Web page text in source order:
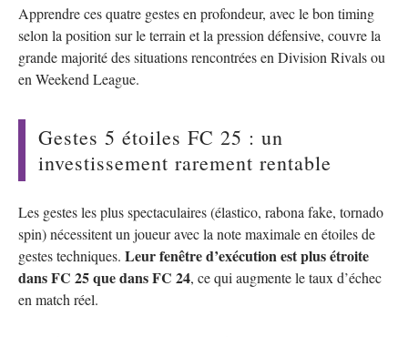
Apprendre ces quatre gestes en profondeur, avec le bon timing
selon la position sur le terrain et la pression défensive, couvre la
grande majorité des situations rencontrées en Division Rivals ou
en Weekend League.
Gestes 5 étoiles FC 25 : un
investissement rarement rentable
Les gestes les plus spectaculaires (élastico, rabona fake, tornado
spin) nécessitent un joueur avec la note maximale en étoiles de
gestes techniques. Leur fenêtre d’exécution est plus étroite
dans FC 25 que dans FC 24, ce qui augmente le taux d’échec
en match réel.